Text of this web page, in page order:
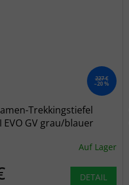
227 €
–20 %
Trekkingstiefel
I EVO GV grau/blauer
Auf Lager
DETAIL